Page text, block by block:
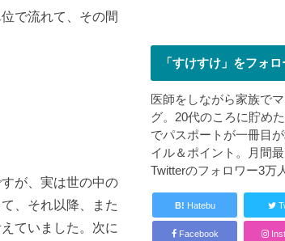
で流れて、その間
が、実は世の中の
、それ以降、また
ていました。次に
「すけすけ」をフォロ
医師をしながら家族で
グ。20代のころに貯め
でパスポートが一冊目
イル＆ポイント。月間
Twitterのフォロワー3万
B! Hatebu
Facebook